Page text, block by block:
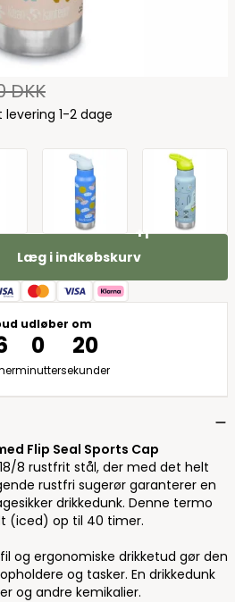
DKK
levering 1-2 dage
+1
Læg i indkøbskurv
udløber om
0
minutter
19
sekunder
Flip Seal Sports Cap
8 rustfrit stål, der med det helt
rustfri sugerør garanterer en
drikkedunk. Denne termo
(iced) op til 40 timer.
og ergonomiske drikketud gør den
og tasker. En drikkedunk
og andre kemikalier.